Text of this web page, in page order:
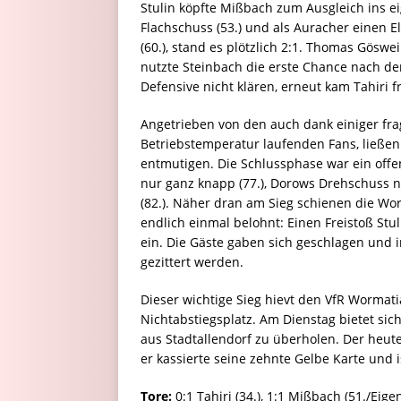
Stulin köpfte Mißbach zum Ausgleich ins
Flachschuss (53.) und als Auracher einen
(60.), stand es plötzlich 2:1. Thomas
nutzte Steinbach die erste Chance nach
Defensive nicht klären, erneut kam Tahiri
Angetrieben von den auch dank einiger
Betriebstemperatur laufenden Fans,
entmutigen. Die Schlussphase war ein
nur ganz knapp (77.), Dorows
(82.). Näher dran am Sieg schienen die
endlich einmal belohnt: Einen Freistoß
ein. Die Gäste gaben sich geschlagen
gezittert werden.
Dieser wichtige Sieg hievt den VfR
Nichtabstiegsplatz. Am Dienstag bietet
aus Stadtallendorf zu überholen. Der
er kassierte seine zehnte Gelbe Karte und
Tore: 0:1 Tahiri (34.), 1:1 Mißbach (51./